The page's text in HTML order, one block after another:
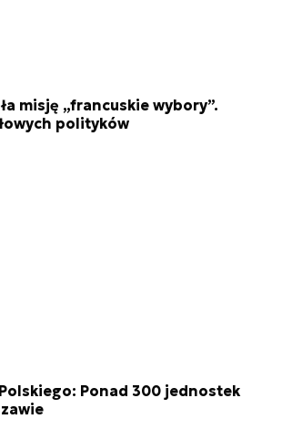
misję „francuskie wybory”.
polityków
Ponad 300 jednostek